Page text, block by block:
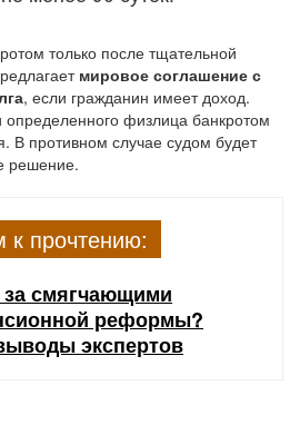
только после тщательной
мировое соглашение с
, если гражданин имеет доход.
физлица банкротом
В противном случае судом будет
решение.
к прочтению:
за смягчающими
реформы?
экспертов